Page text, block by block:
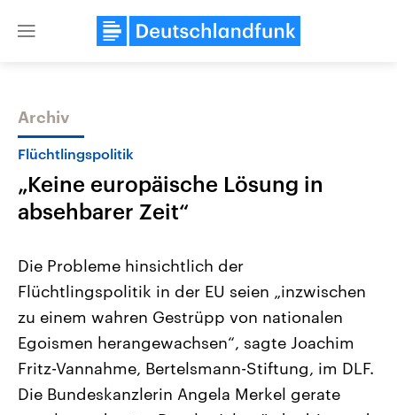
Close
Themen
Landtagswahl Sachsen-Anhalt
2026
Alle Informationen
Sachsen-Anhalt wählt am 6.
September 2026 einen neuen
Landtag. Seit 2021 wird das
Bundesland von einer Koalition aus
Aktuelle Beiträge,
Hintergründe
Wirtschaftlich und
gehören die Vereinigten
den mächtigsten Ländern
mit großem Einfluss auf
aktuelle Weltgeschehen.
Archiv
Flüchtlingspolitik
„Keine europäische Lösung in
absehbarer Zeit“
Die Probleme hinsichtlich der
Flüchtlingspolitik in der EU seien „inzwischen
zu einem wahren Gestrüpp von nationalen
Egoismen herangewachsen“, sagte Joachim
Fritz-Vannahme, Bertelsmann-Stiftung, im DLF.
Die Bundeskanzlerin Angela Merkel gerate